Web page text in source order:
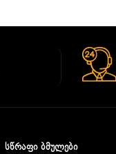
ᲡᲬᲠᲐᲤᲘ ᲑᲛᲣᲚᲔᲑᲘ